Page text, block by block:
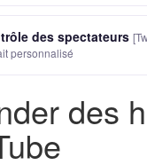
des spectateurs
personnalisé
des